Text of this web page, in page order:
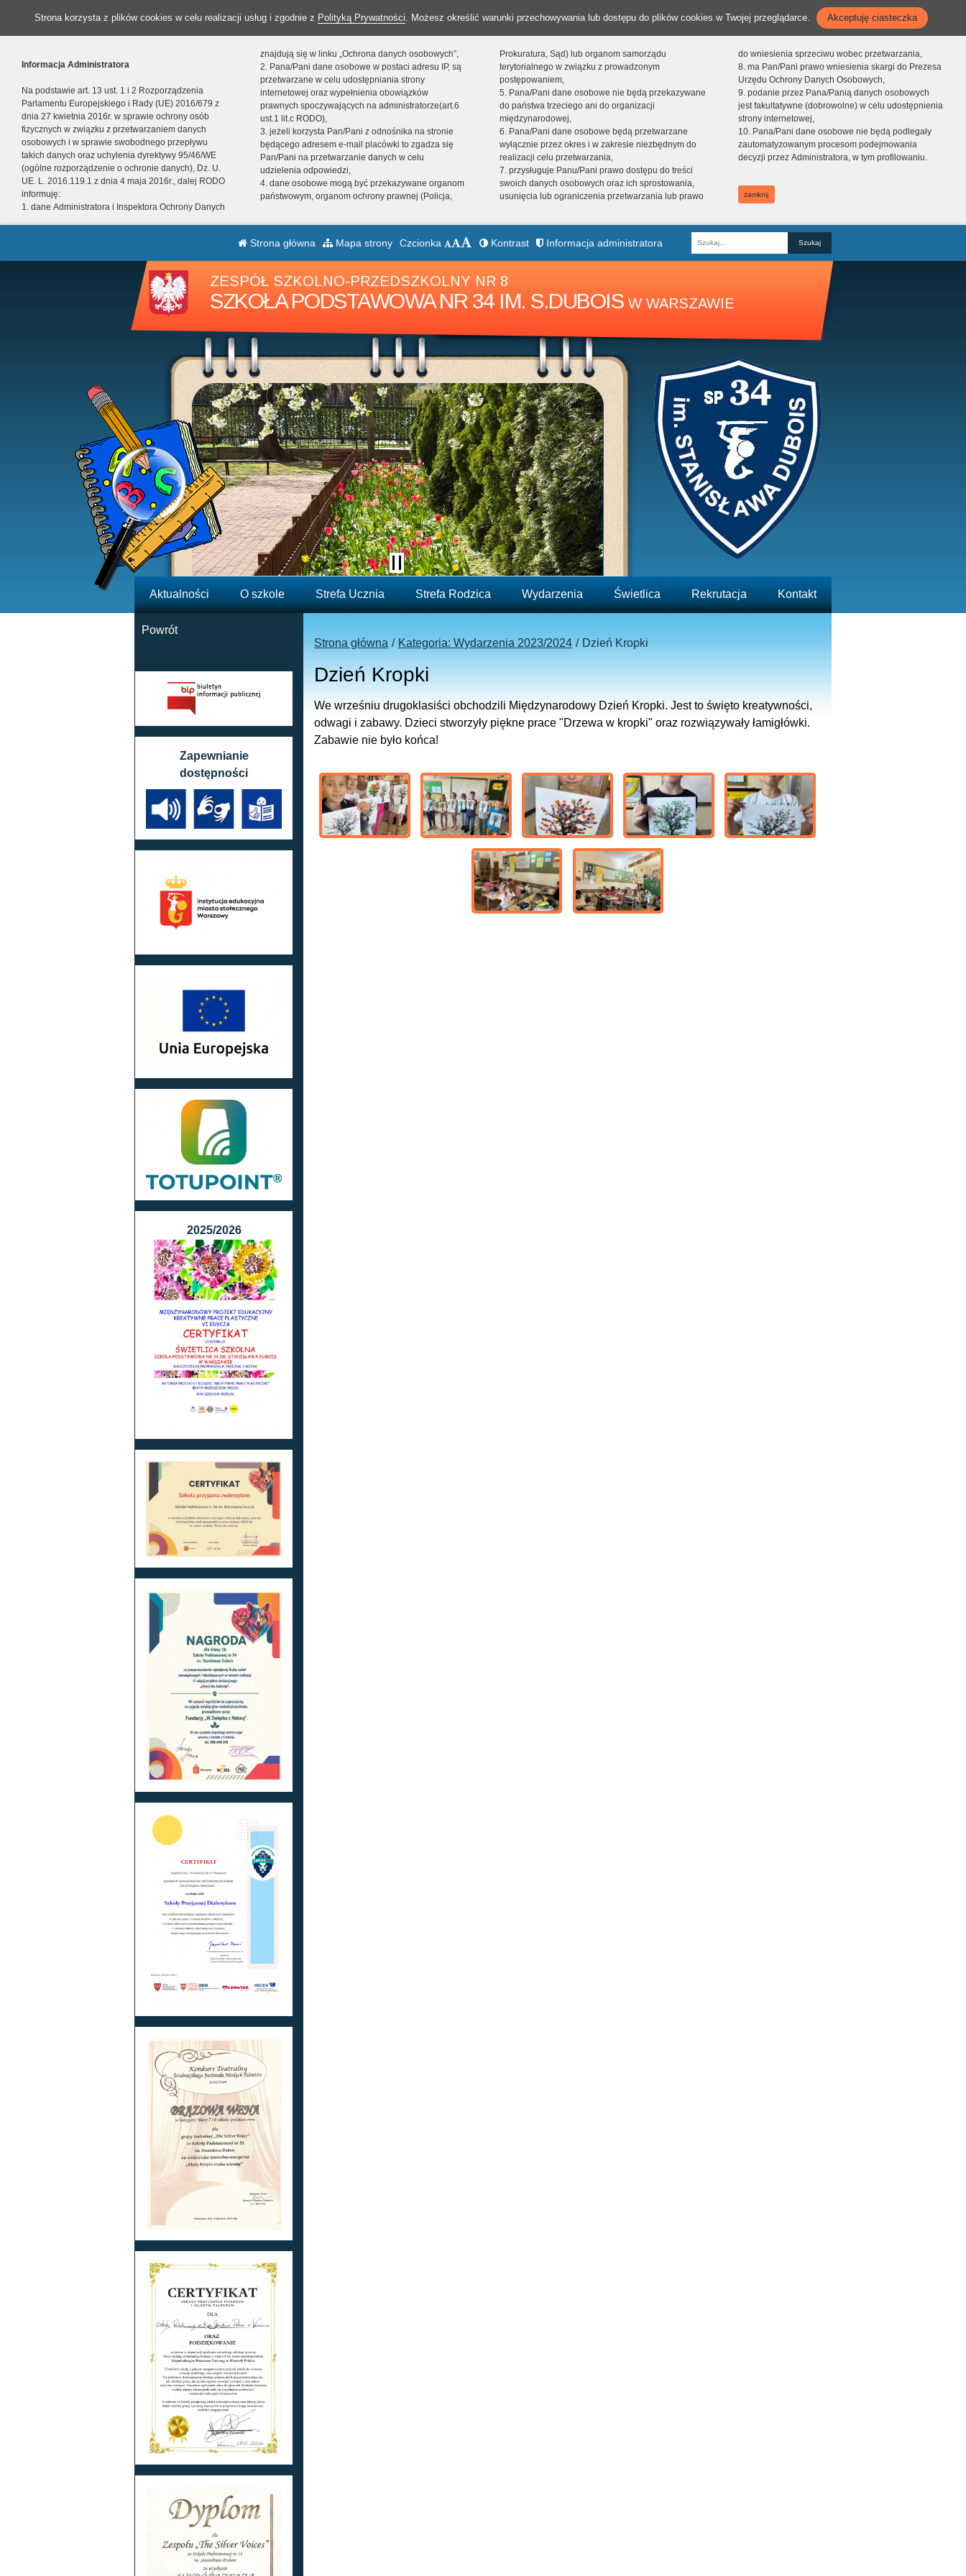
Strona korzysta z plików cookies w celu realizacji usług i zgodnie z Polityką Prywatności. Możesz określić warunki przechowywania lub dostępu do plików cookies w Twojej przeglądarce. Akceptuję ciasteczka
Informacja Administratora
Na podstawie art. 13 ust. 1 i 2 Rozporządzenia
Parlamentu Europejskiego i Rady (UE) 2016/679 z
dnia 27 kwietnia 2016r. w sprawie ochrony osób
fizycznych w związku z przetwarzaniem danych
osobowych i w sprawie swobodnego przepływu
takich danych oraz uchylenia dyrektywy 95/46/WE
(ogólne rozporządzenie o ochronie danych), Dz. U.
UE. L. 2016.119.1 z dnia 4 maja 2016r., dalej RODO
informuję:
1. dane Administratora i Inspektora Ochrony Danych
znajdują się w linku „Ochrona danych osobowych”,
2. Pana/Pani dane osobowe w postaci adresu IP, są
przetwarzane w celu udostępniania strony
internetowej oraz wypełnienia obowiązków
prawnych spoczywających na administratorze(art.6
ust.1 lit.c RODO),
3. jeżeli korzysta Pan/Pani z odnośnika na stronie
będącego adresem e-mail placówki to zgadza się
Pan/Pani na przetwarzanie danych w celu
udzielenia odpowiedzi,
4. dane osobowe mogą być przekazywane organom
państwowym, organom ochrony prawnej (Policja,
Prokuratura, Sąd) lub organom samorządu
terytorialnego w związku z prowadzonym
postępowaniem,
5. Pana/Pani dane osobowe nie będą przekazywane
do państwa trzeciego ani do organizacji
międzynarodowej,
6. Pana/Pani dane osobowe będą przetwarzane
wyłącznie przez okres i w zakresie niezbędnym do
realizacji celu przetwarzania,
7. przysługuje Panu/Pani prawo dostępu do treści
swoich danych osobowych oraz ich sprostowania,
usunięcia lub ograniczenia przetwarzania lub prawo
do wniesienia sprzeciwu wobec przetwarzania,
8. ma Pan/Pani prawo wniesienia skargi do Prezesa
Urzędu Ochrony Danych Osobowych,
9. podanie przez Pana/Panią danych osobowych
jest fakultatywne (dobrowolne) w celu udostępnienia
strony internetowej,
10. Pana/Pani dane osobowe nie będą podlegały
zautomatyzowanym procesom podejmowania
decyzji przez Administratora, w tym profilowaniu.
zamknij
Strona główna Mapa strony Czcionka Kontrast Informacja administratora
Fraza
ZESPÓŁ SZKOLNO-PRZEDSZKOLNY NR 8
SZKOŁA PODSTAWOWA NR 34 IM. S.DUBOIS W WARSZAWIE
Aktualności O szkole Strefa Ucznia Strefa Rodzica Wydarzenia Świetlica Rekrutacja Kontakt
Strona główna Kategoria: Wydarzenia 2023/2024 Dzień Kropki
Dzień Kropki
We wrześniu drugoklasiści obchodzili Międzynarodowy Dzień Kropki. Jest to święto kreatywności,
odwagi i zabawy. Dzieci stworzyły piękne prace "Drzewa w kropki" oraz rozwiązywały łamigłówki.
Zabawie nie było końca!
Powrót
Zapewnianie
dostępności
2025/2026